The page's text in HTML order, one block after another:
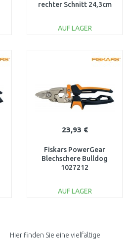
rechter Schnitt 24,3cm
AUF LAGER
23,93 €
Fiskars PowerGear
Blechschere Bulldog
1027212
AUF LAGER
Vergleichen
Hier finden Sie eine vielfältige